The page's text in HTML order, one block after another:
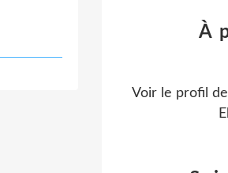
À
Voir le profil de